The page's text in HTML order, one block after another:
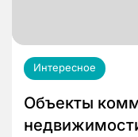
Интересное
Объекты